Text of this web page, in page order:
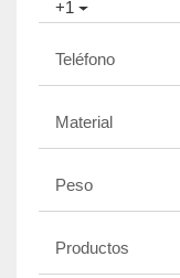
+1
Teléfono
Material
Peso
Productos